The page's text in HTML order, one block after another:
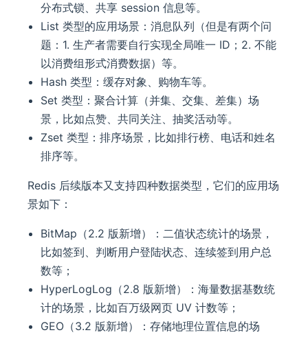
分布式锁、共享 session 信息等。
List 类型的应用场景：消息队列（但是有两个问
题：1. 生产者需要自行实现全局唯一 ID；2. 不能
以消费组形式消费数据）等。
Hash 类型：缓存对象、购物车等。
Set 类型：聚合计算（并集、交集、差集）场
景，比如点赞、共同关注、抽奖活动等。
Zset 类型：排序场景，比如排行榜、电话和姓名
排序等。
Redis 后续版本又支持四种数据类型，它们的应用场
景如下：
BitMap（2.2 版新增）：二值状态统计的场景，
比如签到、判断用户登陆状态、连续签到用户总
数等；
HyperLogLog（2.8 版新增）：海量数据基数统
计的场景，比如百万级网页 UV 计数等；
GEO（3.2 版新增）：存储地理位置信息的场